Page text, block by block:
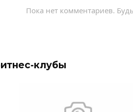
Пока нет комментариев.
клубы